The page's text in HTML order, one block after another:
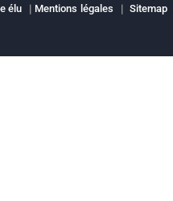
élu | Mentions légales | Sitemap